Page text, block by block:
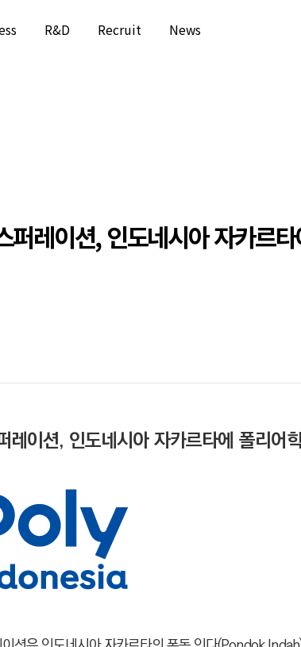
R&D Recruit News
퍼레이션, 인도네시아 자카르
레이션, 인도네시아 자카르타에 폴리